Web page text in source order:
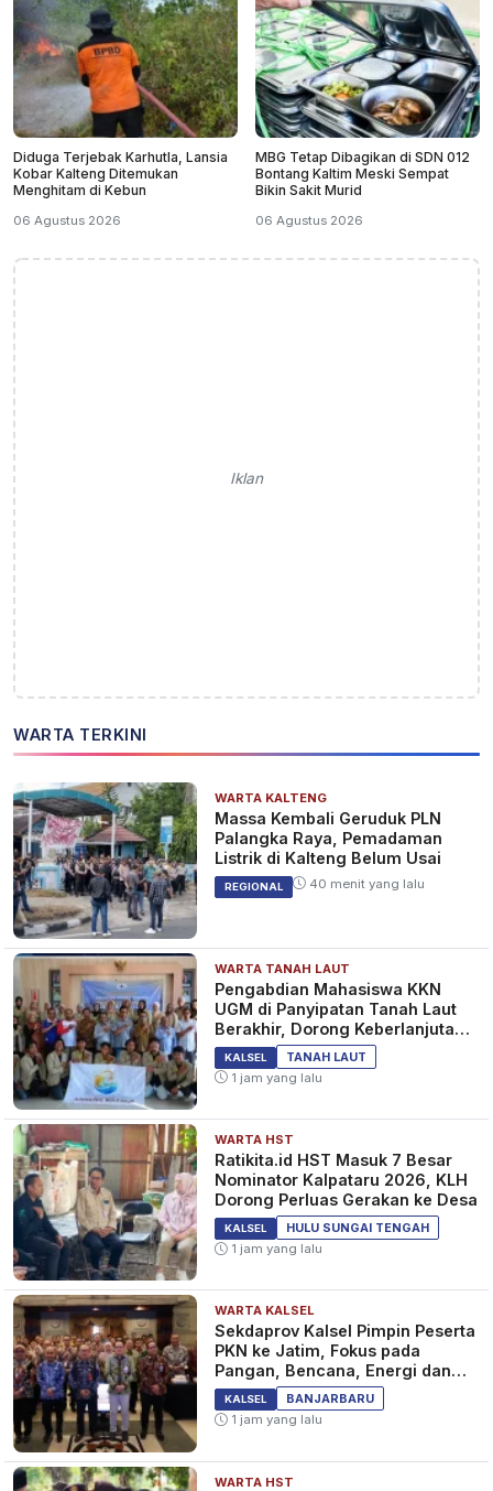
Diduga Terjebak Karhutla, Lansia
Kobar Kalteng Ditemukan
Menghitam di Kebun
06 Agustus 2026
MBG Tetap Dibagikan di SDN 012
Bontang Kaltim Meski Sempat
Bikin Sakit Murid
06 Agustus 2026
Iklan
WARTA TERKINI
WARTA KALTENG
Massa Kembali Geruduk PLN
Palangka Raya, Pemadaman
Listrik di Kalteng Belum Usai
REGIONAL 40 menit yang lalu
WARTA TANAH LAUT
Pengabdian Mahasiswa KKN
UGM di Panyipatan Tanah Laut
Berakhir, Dorong Keberlanjutan
Program Masyarakat
KALSEL
TANAH LAUT
1 jam yang lalu
WARTA HST
Ratikita.id HST Masuk 7 Besar
Nominator Kalpataru 2026, KLH
Dorong Perluas Gerakan ke Desa
KALSEL
HULU SUNGAI TENGAH
1 jam yang lalu
WARTA KALSEL
Sekdaprov Kalsel Pimpin Peserta
PKN ke Jatim, Fokus pada
Pangan, Bencana, Energi dan
Ekonomi
KALSEL
BANJARBARU
1 jam yang lalu
WARTA HST